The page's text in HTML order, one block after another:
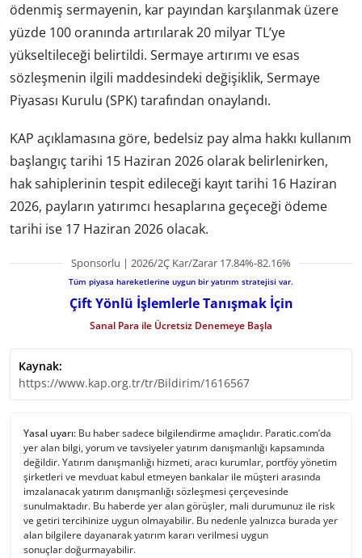
ödenmiş sermayenin, kar payından karşılanmak üzere
yüzde 100 oranında artırılarak 20 milyar TL’ye
yükseltileceği belirtildi. Sermaye artırımı ve esas
sözleşmenin ilgili maddesindeki değişiklik, Sermaye
Piyasası Kurulu (SPK) tarafından onaylandı.
KAP açıklamasına göre, bedelsiz pay alma hakkı kullanım
başlangıç tarihi 15 Haziran 2026 olarak belirlenirken,
hak sahiplerinin tespit edileceği kayıt tarihi 16 Haziran
2026, payların yatırımcı hesaplarına geçeceği ödeme
tarihi ise 17 Haziran 2026 olacak.
Sponsorlu | 2026/2Ç Kar/Zarar 17.84%-82.16%
Tüm piyasa hareketlerine uygun bir yatırım stratejisi var.
Çift Yönlü İşlemlerle Tanışmak İçin
Sanal Para ile Ücretsiz Denemeye Başla
Kaynak:
https://www.kap.org.tr/tr/Bildirim/1616567
Yasal uyarı: Bu haber sadece bilgilendirme amaçlıdır. Paratic.com’da
yer alan bilgi, yorum ve tavsiyeler yatırım danışmanlığı kapsamında
değildir. Yatırım danışmanlığı hizmeti, aracı kurumlar, portföy yönetim
şirketleri ve mevduat kabul etmeyen bankalar ile müşteri arasında
imzalanacak yatırım danışmanlığı sözleşmesi çerçevesinde
sunulmaktadır. Bu haberde yer alan görüşler, mali durumunuz ile risk
ve getiri tercihinize uygun olmayabilir. Bu nedenle yalnızca burada yer
alan bilgilere dayanarak yatırım kararı verilmesi uygun
sonuçlar doğurmayabilir.